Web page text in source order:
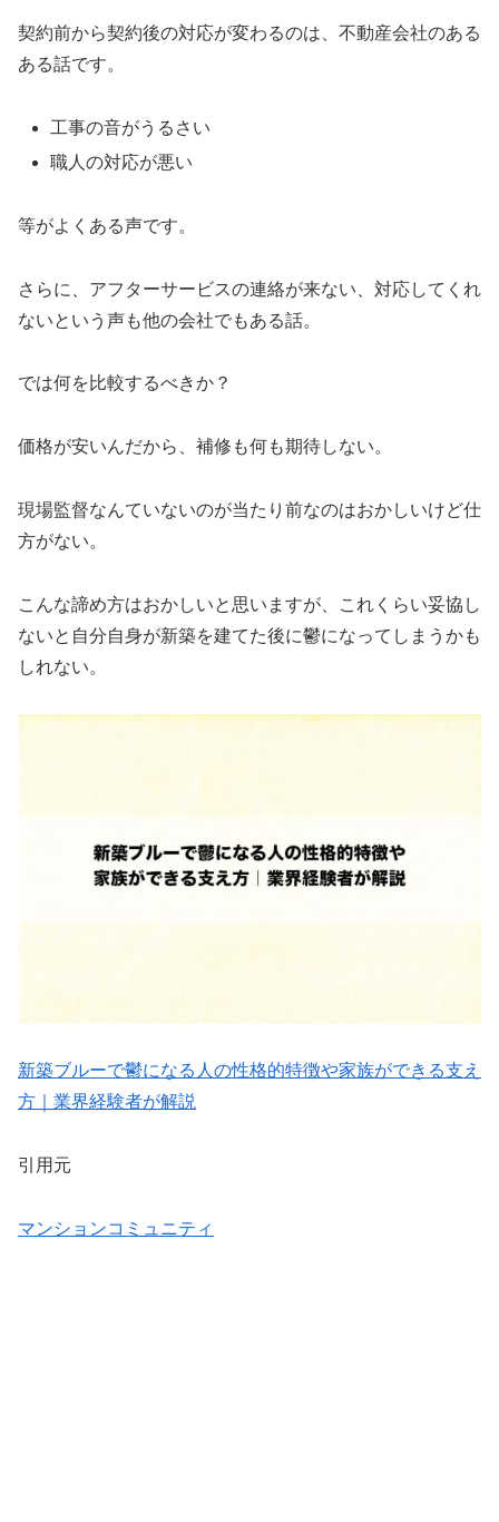
契約前から契約後の対応が変わるのは、不動産会社のある
ある話です。
工事の音がうるさい
職人の対応が悪い
等がよくある声です。
さらに、アフターサービスの連絡が来ない、対応してくれ
ないという声も他の会社でもある話。
では何を比較するべきか？
価格が安いんだから、補修も何も期待しない。
現場監督なんていないのが当たり前なのはおかしいけど仕
方がない。
こんな諦め方はおかしいと思いますが、これくらい妥協し
ないと自分自身が新築を建てた後に鬱になってしまうかも
しれない。
新築ブルーで鬱になる人の性格的特徴や家族ができる支え
方｜業界経験者が解説
引用元
マンションコミュニティ